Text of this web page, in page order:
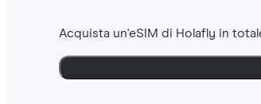
Acquista un'eSIM di Holafly in